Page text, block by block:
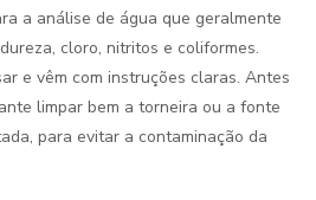
a análise de água que geralmente
cloro, nitritos e coliformes.
e vêm com instruções claras. Antes
limpar bem a torneira ou a fonte
para evitar a contaminação da